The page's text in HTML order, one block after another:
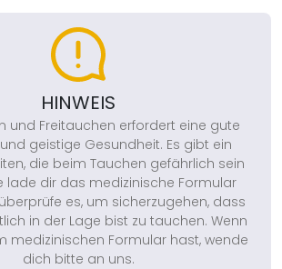
HINWEIS
und Freitauchen erfordert eine gute
geistige Gesundheit. Es gibt ein
die beim Tauchen gefährlich sein
lade dir das medizinische Formular
es, um sicherzugehen, dass
in der Lage bist zu tauchen. Wenn
medizinischen Formular hast, wende
dich bitte an uns.